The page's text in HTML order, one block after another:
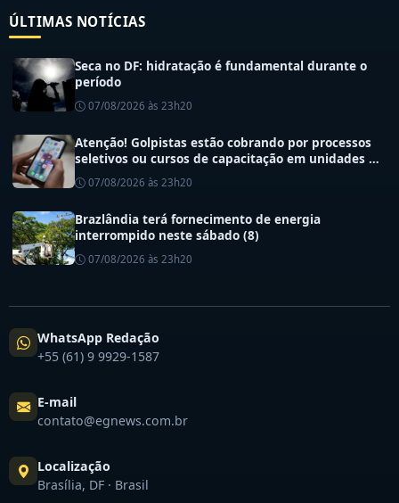
ÚLTIMAS NOTÍCIAS
Seca no DF: hidratação é fundamental durante o
período
07/08/2026 às 23h20
Atenção! Golpistas estão cobrando por processos
seletivos ou cursos de capacitação em unidades de
07/08/2026 às 23h20
Brazlândia terá fornecimento de energia
interrompido neste sábado (8)
07/08/2026 às 23h20
WhatsApp Redação
+55 (61) 9 9929-1587
E-mail
contato@egnews.com.br
Localização
Brasília, DF · Brasil